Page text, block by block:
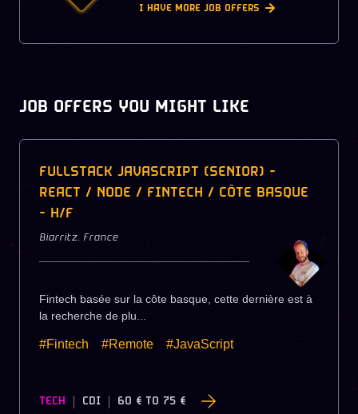
I HAVE MORE JOB OFFERS
JOB OFFERS YOU MIGHT LIKE
FULLSTACK JAVASCRIPT (SENIOR) -
REACT / NODE / FINTECH / CÔTE BASQUE
- H/F
Biarritz, France
Fintech basée sur la côte basque, cette dernière est à
la recherche de plu...
#Fintech #Remote #JavaScript
TECH CDI 60 € TO 75 €